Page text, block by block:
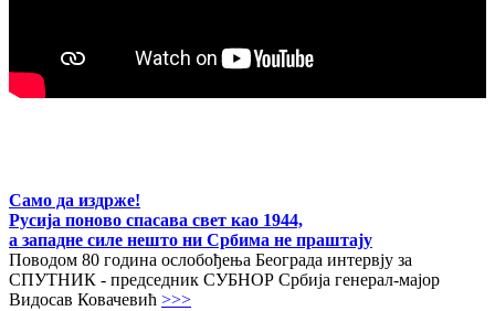
Само да издрже!
Русија поново спасава свет као 1944,
а западне силе нешто ни Србима не праштају
Поводом 80 година ослобођења Београда интервју за
СПУТНИК - председник СУБНОР Србија генерал-мајор
Видосав Ковачевић >>>